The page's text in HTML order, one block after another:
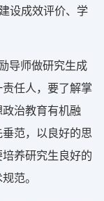
设成效评价、学
导师做研究生成
任人，要了解掌
治教育有机融
范，以良好的思
养研究生良好的
范。